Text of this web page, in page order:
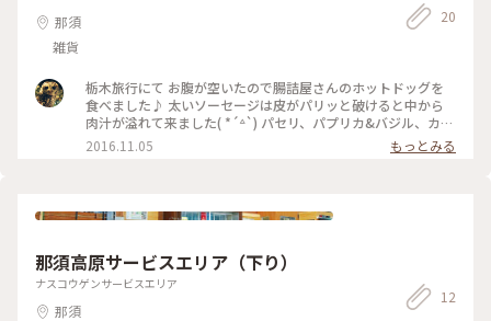
那須
雑貨
20
栃木旅行にて お腹が空いたので腸詰屋さんのホットドッグを
食べました♪ 太いソーセージは皮がパリッと破けると中から
肉汁が溢れて来ました( *´꒫`) パセリ、パプリカ&バジル、カレ
ー風味などなど♡ 店内ではハムやベーコン、ソーセージを販売
していたので、気に入った味があれば購入することも出来ま
2016.11.05 もっとみる
那須高原サービスエリア（下り）
ナスコウゲンサービスエリア
那須
12